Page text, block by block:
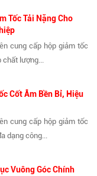
Tốc Tải Nặng Cho
cung cấp hộp giảm tốc
lượng...
Cốt Âm Bền Bỉ, Hiệu
cung cấp hộp giảm tốc
dạng công...
Vuông Góc Chính